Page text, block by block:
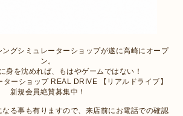
グシミュレーターショップが遂に高崎にオープ
ン。
身を沈めれば、もはやゲームではない！
ターショップ REAL DRIVE 【リアルドライブ】
新規会員絶賛募集中！
る事も有りますので、来店前にお電話での確認